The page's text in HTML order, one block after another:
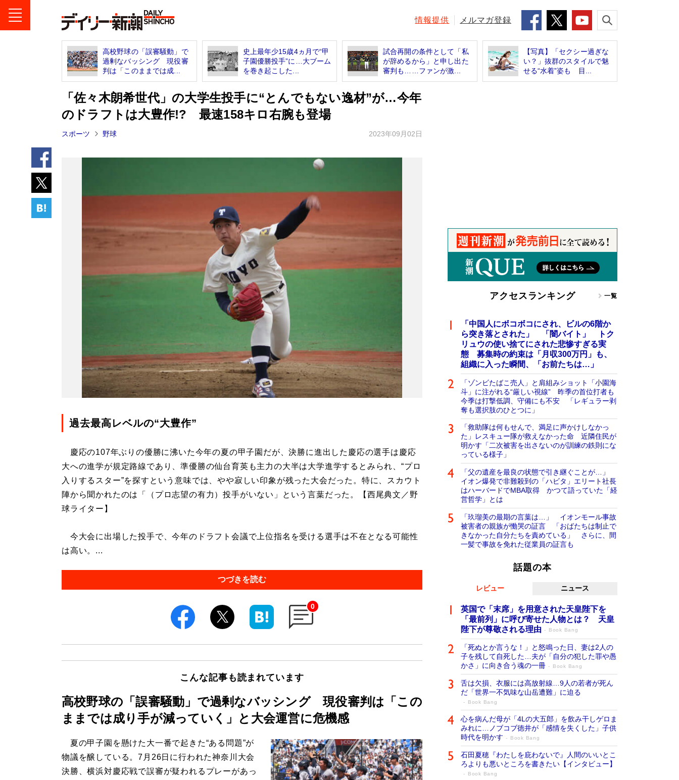
情報提供 メルマガ登録
高校野球の「誤審騒動」で
過剰なバッシング 現役審
判は「このままでは成...
史上最年少15歳4ヵ月で“甲
子園優勝投手”に…大ブーム
を巻き起こした...
試合再開の条件として「私
が辞めるから」と申し出た
審判も……ファンが激...
【写真】「セクシー過ぎな
い？」抜群のスタイルで魅
せる“水着”姿も 目...
「佐々木朗希世代」の大学生投手に“とんでもない逸材”が…今年
のドラフトは大豊作!? 最速158キロ右腕も登場
スポーツ 野球 2023年09月02日
過去最高レベルの“大豊作”
慶応の107年ぶりの優勝に沸いた今年の夏の甲子園だが、決勝に進出した慶応の選手は慶応
大への進学が規定路線であり、準優勝の仙台育英も主力の大半は大学進学するとみられ、“プロ
入りするスター”を探すという意味では、やや寂しい印象が残った大会だった。特に、スカウト
陣から聞かれたのは「（プロ志望の有力）投手がいない」という言葉だった。【西尾典文／野
球ライター】
今大会に出場した投手で、今年のドラフト会議で上位指名を受ける選手は不在となる可能性
は高い。...
つづきを読む
0
こんな記事も読まれています
高校野球の「誤審騒動」で過剰なバッシング 現役審判は「この
ままでは成り手が減っていく」と大会運営に危機感
夏の甲子園を懸けた大一番で起きた“ある問題”が
物議を醸している。7月26日に行われた神奈川大会
決勝、横浜対慶応戦で誤審が疑われるプレーがあっ
アクセスランキング 一覧
「中国人にボコボコにされ、ビルの6階か
ら突き落とされた」 「闇バイト」 トク
リュウの使い捨てにされた悲惨すぎる実
態 募集時の約束は「月収300万円」も、
組織に入った瞬間、「お前たちは…」
「ゾンビたばこ売人」と肩組みショット「小園海
斗」に注がれる“厳しい視線” 昨季の首位打者も
今季は打撃低調、守備にも不安 「レギュラー剥
奪も選択肢のひとつに」
「救助隊は何もせんで、満足に声かけしなかっ
た」レスキュー隊が救えなかった命 近隣住民が
明かす「二次被害を出さないのが訓練の鉄則にな
っている様子」
「父の遺産を最良の状態で引き継ぐことが…」
イオン爆発で非難殺到の「ハビタ」エリート社長
はハーバードでMBA取得 かつて語っていた「経
営哲学」とは
「玖瑠美の最期の言葉は…」 イオンモール事故
被害者の親族が慟哭の証言 「おばたちは制止で
きなかった自分たちを責めている」 さらに、間
一髪で事故を免れた従業員の証言も
話題の本
レビュー ニュース
英国で「末席」を用意された天皇陛下を
「最前列」に呼び寄せた人物とは？ 天皇
陛下が尊敬される理由
Book Bang
「死ぬとか言うな！」と怒鳴った日、妻は2人の
子を残して自死した…夫が「自分の犯した罪や愚
かさ」に向き合う魂の一冊
Book Bang
舌は欠損、衣服には高放射線…9人の若者が死ん
だ「世界一不気味な山岳遭難」に迫る
Book Bang
心を病んだ母が「4Lの大五郎」を飲み干しゲロま
みれに…ノブコブ徳井が「感情を失くした」子供
時代を明かす
Book Bang
石田夏穂『わたしを庇わないで』人間のいいとこ
ろよりも悪いところを書きたい【インタビュー】
Book Bang